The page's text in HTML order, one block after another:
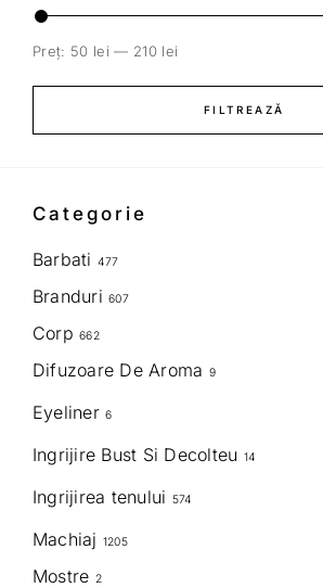
FILTREAZĂ
Preț: 50 lei — 210 lei
Categorie
Barbati 477
Branduri 607
Corp 662
Difuzoare De Aroma 9
Eyeliner 6
Ingrijire Bust Si Decolteu 14
Ingrijirea tenului 574
Machiaj 1205
Mostre 2